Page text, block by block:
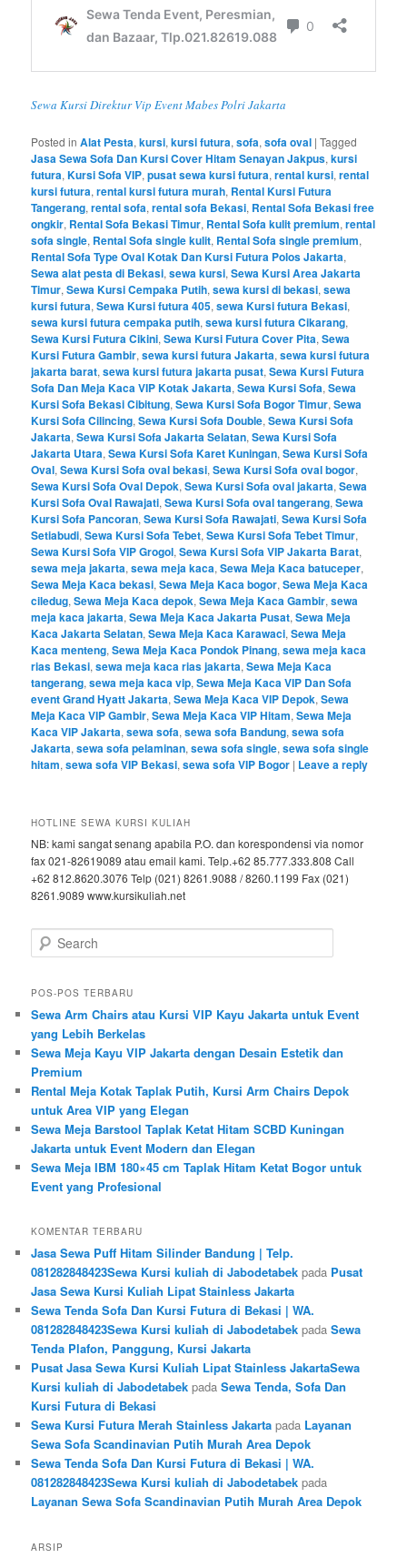
Sewa Kursi Direktur Vip Event Mabes Polri Jakarta
Posted in Alat Pesta,kursi,kursi futura,sofa,sofa oval |Tagged
Jasa Sewa Sofa Dan Kursi Cover Hitam Senayan Jakpus,kursi
futura,Kursi Sofa VIP,pusat sewa kursi futura,rental kursi,rental
kursi futura,rental kursi futura murah, Rental Kursi Futura
Tangerang,rental sofa,rental sofa Bekasi, Rental Sofa Bekasi free
ongkir, Rental Sofa Bekasi Timur, Rental Sofa kulit premium,rental
sofa single, Rental Sofa single kulit, Rental Sofa single premium,
Rental Sofa Type Oval Kotak Dan Kursi Futura Polos Jakarta,
Sewa alat pesta di Bekasi,sewa kursi,Sewa Kursi Area Jakarta
Timur,Sewa Kursi Cempaka Putih,sewa kursi di bekasi,sewa
kursi futura,Sewa Kursi futura 405,sewa Kursi futura Bekasi,
sewa kursi futura cempaka putih,sewa kursi futura Cikarang,
Sewa Kursi Futura Cikini,Sewa Kursi Futura Cover Pita,Sewa
Kursi Futura Gambir,sewa kursi futura Jakarta,sewa kursi futura
jakarta barat,sewa kursi futura jakarta pusat,Sewa Kursi Futura
Sofa Dan Meja Kaca VIP Kotak Jakarta,Sewa Kursi Sofa,Sewa
Kursi Sofa Bekasi Cibitung,Sewa Kursi Sofa Bogor Timur,Sewa
Kursi Sofa Cilincing,Sewa Kursi Sofa Double,Sewa Kursi Sofa
Jakarta,Sewa Kursi Sofa Jakarta Selatan,Sewa Kursi Sofa
Jakarta Utara,Sewa Kursi Sofa Karet Kuningan,Sewa Kursi Sofa
Oval,Sewa Kursi Sofa oval bekasi,Sewa Kursi Sofa oval bogor,
Sewa Kursi Sofa Oval Depok,Sewa Kursi Sofa oval jakarta,Sewa
Kursi Sofa Oval Rawajati,Sewa Kursi Sofa oval tangerang,Sewa
Kursi Sofa Pancoran,Sewa Kursi Sofa Rawajati,Sewa Kursi Sofa
Setiabudi,Sewa Kursi Sofa Tebet,Sewa Kursi Sofa Tebet Timur,
Sewa Kursi Sofa VIP Grogol,Sewa Kursi Sofa VIP Jakarta Barat,
sewa meja jakarta,sewa meja kaca,Sewa Meja Kaca batuceper,
Sewa Meja Kaca bekasi,Sewa Meja Kaca bogor,Sewa Meja Kaca
ciledug,Sewa Meja Kaca depok,Sewa Meja Kaca Gambir,sewa
meja kaca jakarta,Sewa Meja Kaca Jakarta Pusat,Sewa Meja
Kaca Jakarta Selatan,Sewa Meja Kaca Karawaci,Sewa Meja
Kaca menteng,Sewa Meja Kaca Pondok Pinang,sewa meja kaca
rias Bekasi,sewa meja kaca rias jakarta,Sewa Meja Kaca
tangerang,sewa meja kaca vip,Sewa Meja Kaca VIP Dan Sofa
event Grand Hyatt Jakarta,Sewa Meja Kaca VIP Depok,Sewa
Meja Kaca VIP Gambir,Sewa Meja Kaca VIP Hitam,Sewa Meja
Kaca VIP Jakarta,sewa sofa,sewa sofa Bandung,sewa sofa
Jakarta,sewa sofa pelaminan,sewa sofa single,sewa sofa single
hitam,sewa sofa VIP Bekasi,sewa sofa VIP Bogor | Leave a reply
HOTLINE SEWA KURSI KULIAH
NB: kami sangat senang apabila P.O. dan korespondensi via nomor
fax 021-82619089 atau email kami. Telp.+62 85.777.333.808 Call
+62 812.8620.3076 Telp (021) 8261.9088 / 8260.1199 Fax (021)
8261.9089 www.kursikuliah.net
Search
POS-POS TERBARU
Sewa Arm Chairs atau Kursi VIP Kayu Jakarta untuk Event
yang Lebih Berkelas
Sewa Meja Kayu VIP Jakarta dengan Desain Estetik dan
Premium
Rental Meja Kotak Taplak Putih, Kursi Arm Chairs Depok
untuk Area VIP yang Elegan
Sewa Meja Barstool Taplak Ketat Hitam SCBD Kuningan
Jakarta untuk Event Modern dan Elegan
Sewa Meja IBM 180×45 cm Taplak Hitam Ketat Bogor untuk
Event yang Profesional
KOMENTAR TERBARU
Jasa Sewa Puff Hitam Silinder Bandung | Telp.
081282848423Sewa Kursi kuliah di Jabodetabek pada Pusat
Jasa Sewa Kursi Kuliah Lipat Stainless Jakarta
Sewa Tenda Sofa Dan Kursi Futura di Bekasi | WA.
081282848423Sewa Kursi kuliah di Jabodetabek padaSewa
Tenda Plafon, Panggung, Kursi Jakarta
Pusat Jasa Sewa Kursi Kuliah Lipat Stainless JakartaSewa
Kursi kuliah di Jabodetabek padaSewa Tenda, Sofa Dan
Kursi Futura di Bekasi
Sewa Kursi Futura Merah Stainless Jakarta pada Layanan
Sewa Sofa Scandinavian Putih Murah Area Depok
Sewa Tenda Sofa Dan Kursi Futura di Bekasi | WA.
081282848423Sewa Kursi kuliah di Jabodetabek pada
Layanan Sewa Sofa Scandinavian Putih Murah Area Depok
ARSIP